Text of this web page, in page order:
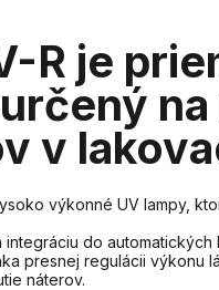
R je
v
výkonné UV lampy,
integráciu do
presnej regulácii výkonu
náterov.